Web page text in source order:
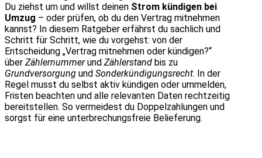
Du ziehst um und willst deinen Strom kündigen bei
Umzug – oder prüfen, ob du den Vertrag mitnehmen
kannst? In diesem Ratgeber erfährst du sachlich und
Schritt für Schritt, wie du vorgehst: von der
Entscheidung „Vertrag mitnehmen oder kündigen?“
über Zählernummerund Zählerstand bis zu
Grundversorgung und Sonderkündigungsrecht. In der
Regel musst du selbst aktiv kündigen oder ummelden,
Fristen beachten und alle relevanten Daten rechtzeitig
bereitstellen. So vermeidest du Doppelzahlungen und
sorgst für eine unterbrechungsfreie Belieferung.